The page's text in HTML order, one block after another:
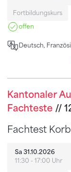
Fortbildungskurs
offen
Deutsch,
Kantonaler
Fachteste //
Fachtest
Sa 31.10.2026
11:30 - 17:00 Uhr